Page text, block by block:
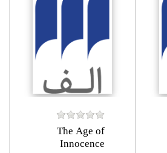
The Age of
Innocence